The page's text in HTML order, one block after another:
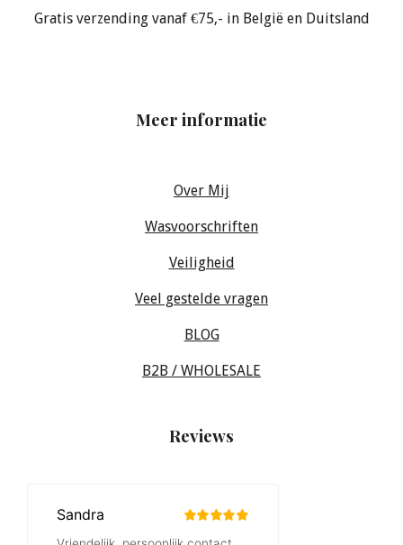
Gratis verzending vanaf €75,- in België en Duitsland
Meer informatie
Over Mij
Wasvoorschriften
Veiligheid
Veel gestelde vragen
BLOG
B2B / WHOLESALE
Reviews